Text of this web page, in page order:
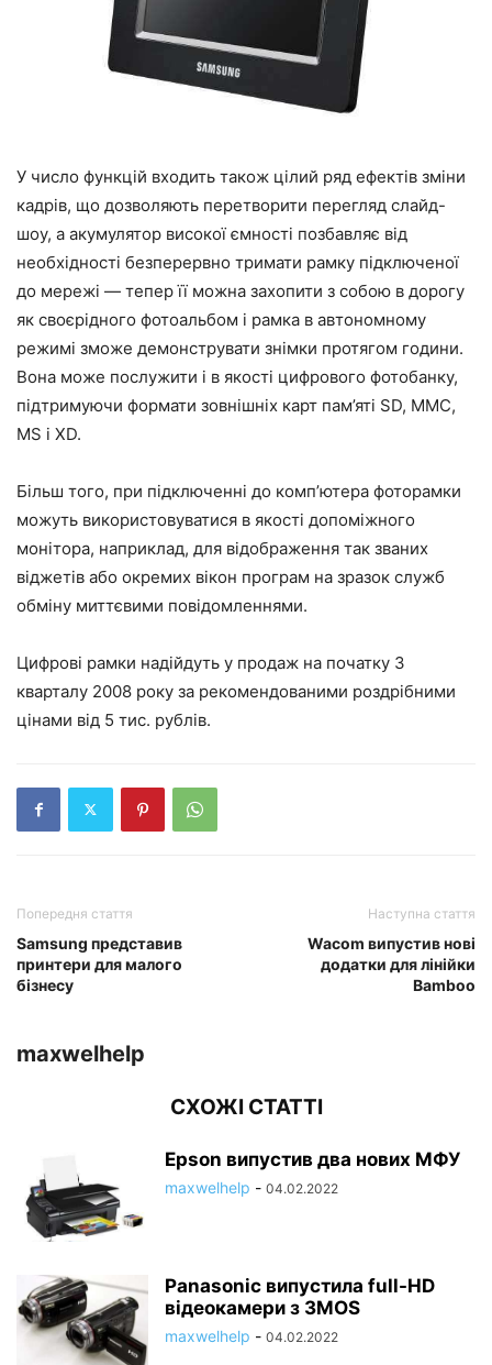
У число функцій входить також цілий ряд ефектів зміни
кадрів, що дозволяють перетворити перегляд слайд-
шоу, а акумулятор високої ємності позбавляє від
необхідності безперервно тримати рамку підключеної
до мережі — тепер її можна захопити з собою в дорогу
як своєрідного фотоальбом і рамка в автономному
режимі зможе демонструвати знімки протягом години.
Вона може послужити і в якості цифрового фотобанку,
підтримуючи формати зовнішніх карт пам’яті SD, MMC,
MS і XD.
Більш того, при підключенні до комп’ютера фоторамки
можуть використовуватися в якості допоміжного
монітора, наприклад, для відображення так званих
віджетів або окремих вікон програм на зразок служб
обміну миттєвими повідомленнями.
Цифрові рамки надійдуть у продаж на початку 3
кварталу 2008 року за рекомендованими роздрібними
цінами від 5 тис. рублів.
Попередня стаття
Samsung представив
принтери для малого
бізнесу
Наступна стаття
Wacom випустив нові
додатки для лінійки
Bamboo
maxwelhelp
СХОЖІ СТАТТІ
Epson випустив два нових МФУ
maxwelhelp - 04.02.2022
Panasonic випустила full-HD
відеокамери з 3MOS
maxwelhelp - 04.02.2022